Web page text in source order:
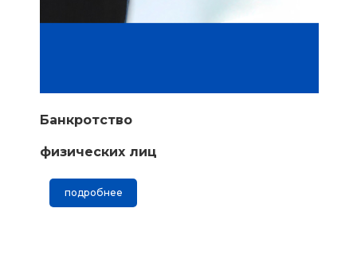
Банкротство
физических лиц
подробнее